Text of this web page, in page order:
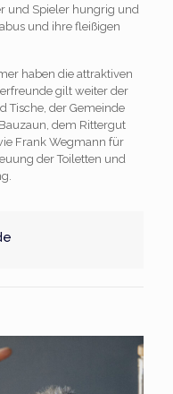
und Spieler hungrig und
und ihre fleißigen
haben die attraktiven
gilt weiter der
Tische, der Gemeinde
dem Rittergut
Frank Wegmann für
der Toiletten und